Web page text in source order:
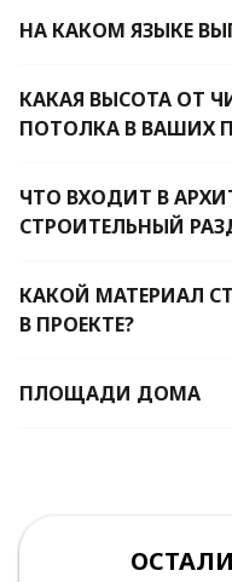
НА КАКОМ ЯЗЫКЕ
КАКАЯ ВЫСОТА ОТ
ПОТОЛКА В ВАШИХ
ЧТО ВХОДИТ В
СТРОИТЕЛЬНЫЙ
КАКОЙ МАТЕРИАЛ
В ПРОЕКТЕ?
ПЛОЩАДИ ДОМА